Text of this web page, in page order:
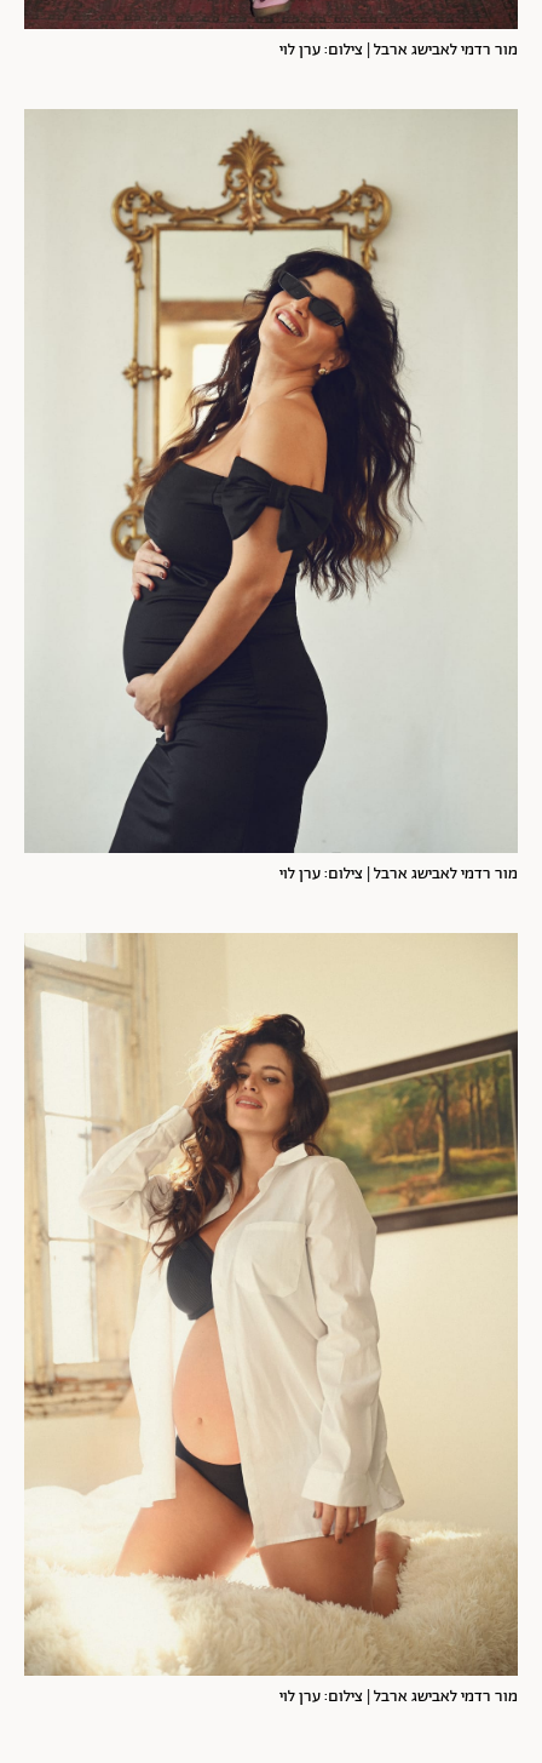
מור רדמי לאבישג ארבל | צילום: ערן לוי
מור רדמי לאבישג ארבל | צילום: ערן לוי
מור רדמי לאבישג ארבל | צילום: ערן לוי